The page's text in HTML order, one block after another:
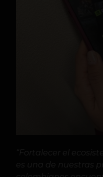
“Fortalecer el
es una de nuestras